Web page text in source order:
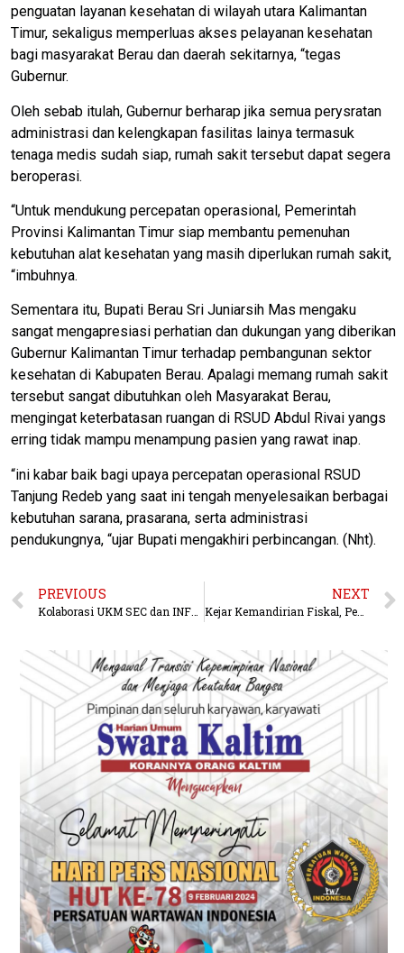
penguatan layanan kesehatan di wilayah utara Kalimantan
Timur, sekaligus memperluas akses pelayanan kesehatan
bagi masyarakat Berau dan daerah sekitarnya, “tegas
Gubernur.
Oleh sebab itulah, Gubernur berharap jika semua perysratan
administrasi dan kelengkapan fasilitas lainya termasuk
tenaga medis sudah siap, rumah sakit tersebut dapat segera
beroperasi.
“Untuk mendukung percepatan operasional, Pemerintah
Provinsi Kalimantan Timur siap membantu pemenuhan
kebutuhan alat kesehatan yang masih diperlukan rumah sakit,
“imbuhnya.
Sementara itu, Bupati Berau Sri Juniarsih Mas mengaku
sangat mengapresiasi perhatian dan dukungan yang diberikan
Gubernur Kalimantan Timur terhadap pembangunan sektor
kesehatan di Kabupaten Berau. Apalagi memang rumah sakit
tersebut sangat dibutuhkan oleh Masyarakat Berau,
mengingat keterbatasan ruangan di RSUD Abdul Rivai yangs
erring tidak mampu menampung pasien yang rawat inap.
“ini kabar baik bagi upaya percepatan operasional RSUD
Tanjung Redeb yang saat ini tengah menyelesaikan berbagai
kebutuhan sarana, prasarana, serta administrasi
pendukungnya, “ujar Bupati mengakhiri perbincangan. (Nht).
PREVIOUS NEXT
Kejar Kemandirian Fiskal, Pemkab Berau Target Penerimaan Pajak Daerah Naik Signifikan